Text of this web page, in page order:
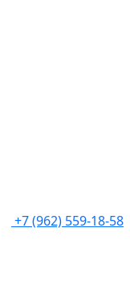
+7 (962) 559-18-58